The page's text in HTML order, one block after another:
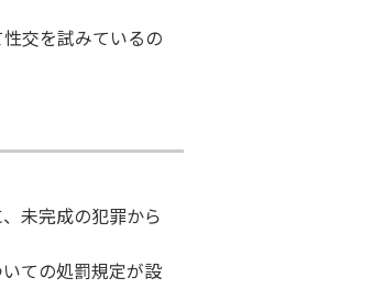
交を試みているの
未完成の犯罪から
ての処罰規定が設